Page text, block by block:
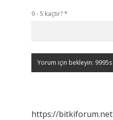
9 - 5 kaçtır?*
https://bitkiforum.net